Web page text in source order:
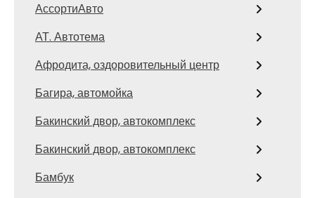
АссортиАвто
АТ. Автотема
Афродита, оздоровительный центр
Багира, автомойка
Бакинский двор, автокомплекс
Бакинский двор, автокомплекс
Бамбук